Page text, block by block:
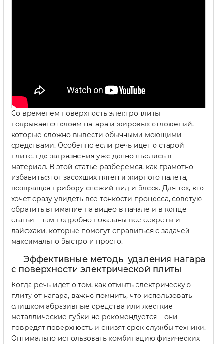
Со временем поверхность электроплиты
покрывается слоем нагара и жировых отложений,
которые сложно вывести обычными моющими
средствами. Особенно если речь идет о старой
плите, где загрязнения уже давно въелись в
материал. В этой статье разберемся, как грамотно
избавиться от засохших пятен и жирного налета,
возвращая прибору свежий вид и блеск. Для тех, кто
хочет сразу увидеть все тонкости процесса, советую
обратить внимание на видео в начале и в конце
статьи – там подробно показаны все секреты и
лайфхаки, которые помогут справиться с задачей
максимально быстро и просто.
Эффективные методы удаления нагара
с поверхности электрической плиты
Когда речь идет о том, как отмыть электрическую
плиту от нагара, важно помнить, что использовать
слишком абразивные средства или жесткие
металлические губки не рекомендуется – они
повредят поверхность и снизят срок службы техники.
Оптимально использовать комбинацию физических